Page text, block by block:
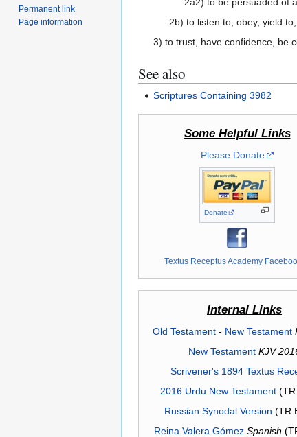
2a2) to be persuaded of
2b) to listen to, obey, yield
3) to trust, have confidence, be
See also
Scriptures Containing 3982
Some Helpful Links
Please Donate
Donate
Textus Receptus Academy
Internal Links
Old Testament- New Testament
New Testament KJV
Scrivener's 1894 Textus
2016 Urdu New Testament(TR
Russian Synodal Version (TR
Reina Valera Gómez Spanish
Permanent link
Page information